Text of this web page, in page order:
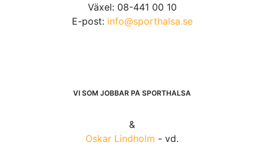
Växel: 08-441 00 10
E-post: info@sporthalsa.se
VI SOM JOBBAR PÅ SPORTHÄLSA
&
Oskar Lindholm - vd.